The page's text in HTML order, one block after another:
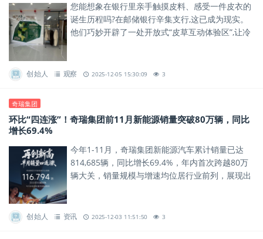
您能想象在银行里亲手触摸皮料、感受一件皮衣的
诞生历程吗?在邮储银行辛集支行,这已成为现实。
他们巧妙开辟了一处开放式“皮草互动体验区”,让冷
创始人 观察 2025-12-05 15:30:09 3
奇瑞集团
环比“四连涨”！奇瑞集团前11月新能源销量突破80万辆，同比
增长69.4%
今年1-11月，奇瑞集团新能源汽车累计销量已达
814,685辆，同比增长69.4%，年内首次跨越80万
辆大关，销量规模与增速均位居行业前列，展现出
创始人 资讯 2025-12-03 11:51:50 3